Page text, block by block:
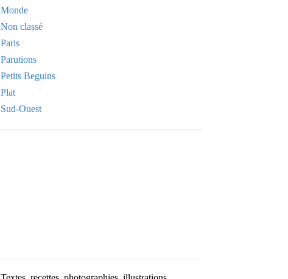
Monde
Non classé
Paris
Parutions
Petits Beguins
Plat
Sud-Ouest